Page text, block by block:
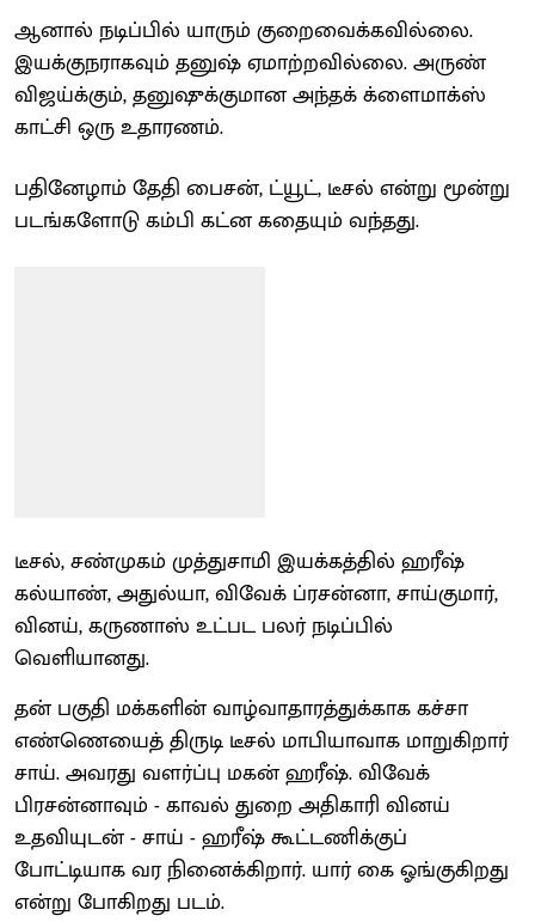
ஆனால் நடிப்பில் யாரும் குறைவைக்கவில்லை.
இயக்குநராகவும் தனுஷ் ஏமாற்றவில்லை. அருண்
விஜய்க்கும், தனுஷுக்குமான அந்தக் க்ளைமாக்ஸ்
காட்சி ஒரு உதாரணம்.
பதினேழாம் தேதி பைசன், ட்யூட், டீசல் என்று மூன்று
படங்களோடு கம்பி கட்ன கதையும் வந்தது.
டீசல், சண்முகம் முத்துசாமி இயக்கத்தில் ஹரீஷ்
கல்யாண், அதுல்யா, விவேக் ப்ரசன்னா, சாய்குமார்,
வினய், கருணாஸ் உட்பட பலர் நடிப்பில்
வெளியானது.
தன் பகுதி மக்களின் வாழ்வாதாரத்துக்காக கச்சா
எண்ணெயைத் திருடி டீசல் மாபியாவாக மாறுகிறார்
சாய். அவரது வளர்ப்பு மகன் ஹரீஷ். விவேக்
பிரசன்னாவும் - காவல் துறை அதிகாரி வினய்
உதவியுடன் - சாய் - ஹரீஷ் கூட்டணிக்குப்
போட்டியாக வர நினைக்கிறார். யார் கை ஓங்குகிறது
என்று போகிறது படம்.